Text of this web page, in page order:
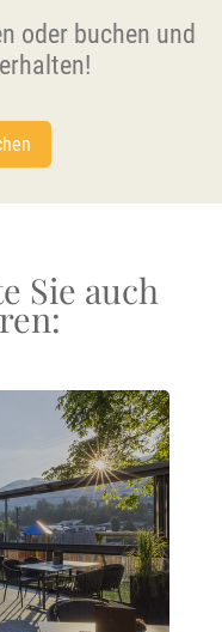
oder buchen und
Sie auch